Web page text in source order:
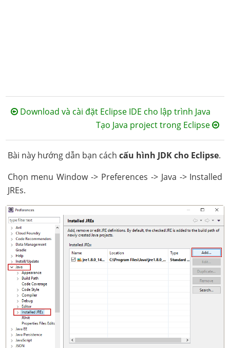
Download và cài đặt Eclipse IDE cho lập trình Java
Tạo Java project trong Eclipse
Bài này hướng dẫn bạn cách cấu hình JDK cho Eclipse.
Chọn menu Window -> Preferences -> Java -> Installed
JREs.